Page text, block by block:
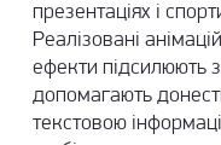
презентаціях і
Реалізовані
ефекти підсилюють
допомагають
текстовою